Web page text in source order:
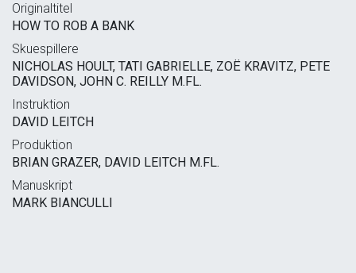
Originaltitel
HOW TO ROB A BANK
Skuespillere
NICHOLAS HOULT, TATI GABRIELLE, ZOË KRAVITZ, PETE
DAVIDSON, JOHN C. REILLY M.FL.
Instruktion
DAVID LEITCH
Produktion
BRIAN GRAZER, DAVID LEITCH M.FL.
Manuskript
MARK BIANCULLI